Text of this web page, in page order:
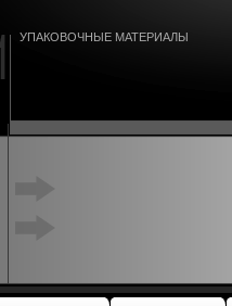
УПАКОВОЧНЫЕ МАТЕРИАЛЫ